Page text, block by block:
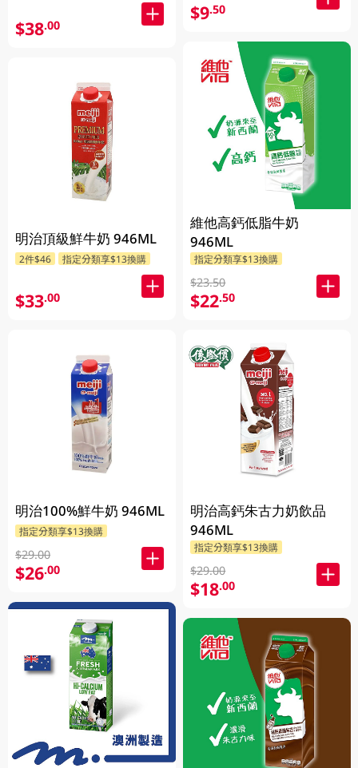
$38.00
明治頂級鮮牛奶 946ML
2件$46 指定分類享$13換購
$33.00
明治100%鮮牛奶 946ML
指定分類享$13換購
$29.00
$26.00
$9.50
維他高鈣低脂牛奶
946ML
指定分類享$13換購
$23.50
$22.50
明治高鈣朱古力奶飲品
946ML
指定分類享$13換購
$29.00
$18.00